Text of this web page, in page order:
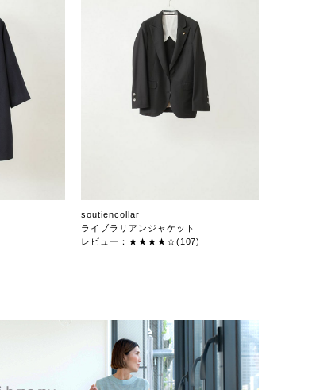
soutiencollar
ライブラリアンジャケット
レビュー：★★★★☆(107)